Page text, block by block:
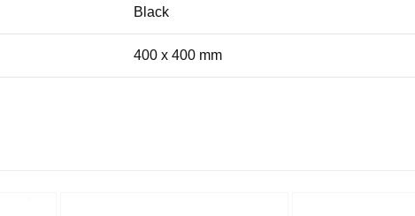
Black
400 x 400 mm